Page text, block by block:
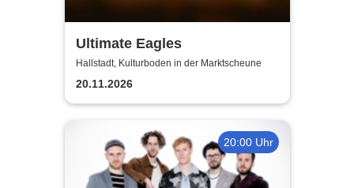
Ultimate Eagles
Hallstadt, Kulturboden in der Marktscheune
20.11.2026
20:00 Uhr